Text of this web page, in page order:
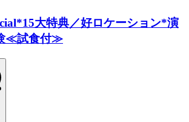
大特典／好ロケーション*演
≪試食付≫